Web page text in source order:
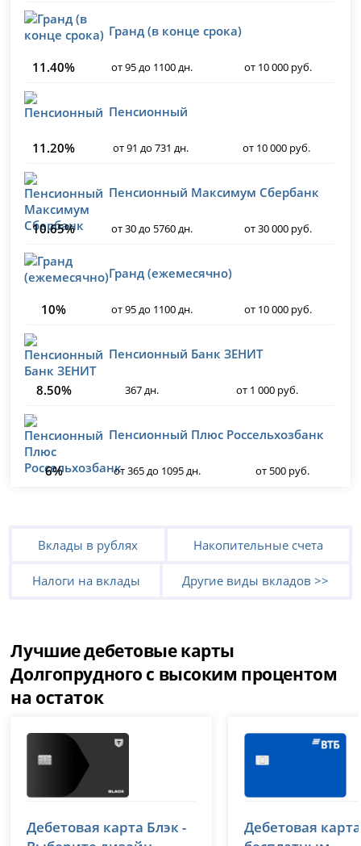
Гранд (в конце срока)
11.40% от 95 до 1100 дн. от 10 000 руб.
Пенсионный
11.20% от 91 до 731 дн. от 10 000 руб.
Пенсионный Максимум Сбербанк
10.65% от 30 до 5760 дн. от 30 000 руб.
Гранд (ежемесячно)
10% от 95 до 1100 дн. от 10 000 руб.
Пенсионный Банк ЗЕНИТ
8.50% 367 дн. от 1 000 руб.
Пенсионный Плюс Россельхозбанк
6% от 365 до 1095 дн. от 500 руб.
Вклады в рублях Накопительные счета
Налоги на вклады Другие виды вкладов >>
Лучшие дебетовые карты
Долгопрудного с высоким процентом
на остаток
лицензия № 2673
Дебетовая карта Блэк -
лицензия № 1000
Дебетовая